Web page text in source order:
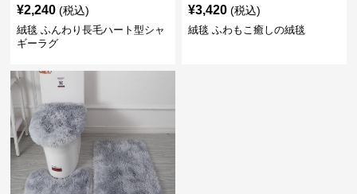
¥2,240 (税込)
絨毯 ふんわり長毛ハート型シャ
ギーラグ
¥3,420 (税込)
絨毯 ふわもこ癒しの絨毯